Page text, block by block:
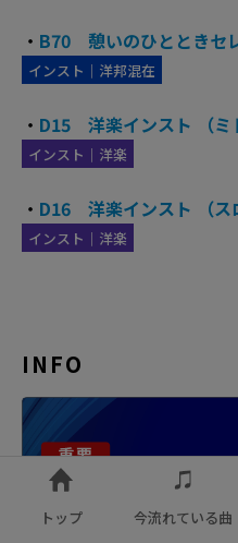
・ B70 憩いのひとときセ
インスト｜洋邦混在
・ D15 洋楽インスト （ミ
インスト｜洋楽
・ D16 洋楽インスト （ス
インスト｜洋楽
INFO
トップ 今流れている曲